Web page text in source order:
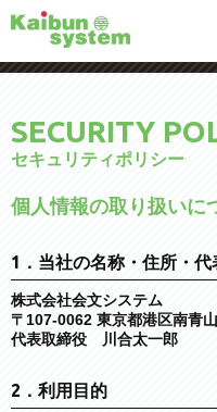
SECURITY
セキュリティポリシー
個人情報の取り扱いに
1．当社の名称・住所・代
株式会社会文システム
〒107-0062 東京都港区南⻘
代表取締役 川合太一郎
2．利用目的